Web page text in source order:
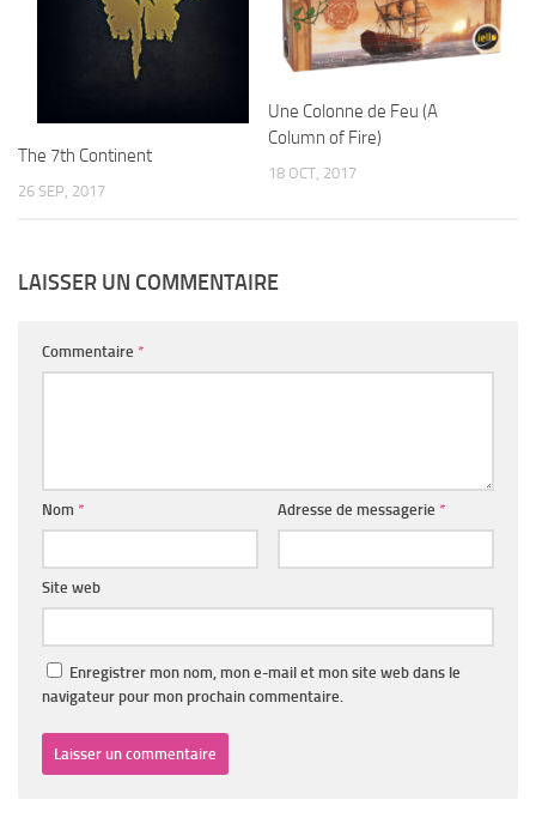
The 7th Continent
26 SEP, 2017
Une Colonne de Feu (A
Column of Fire)
18 OCT, 2017
LAISSER UN COMMENTAIRE
Commentaire *
Nom * Adresse de messagerie *
Site web
Enregistrer mon nom, mon e-mail et mon site web dans le
navigateur pour mon prochain commentaire.